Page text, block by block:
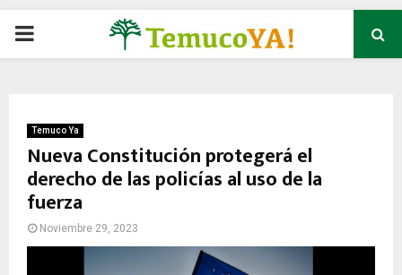
P
M
A
Temuco Ya
Nueva Constitución protegerá el
derecho de las policías al uso de la
fuerza
Noviembre 29, 2023